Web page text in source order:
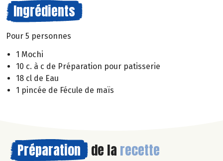
Ingrédients
Pour 5 personnes
1 Mochi
10 c. à c de Préparation pour patisserie
18 cl de Eau
1 pincée de Fécule de maïs
Préparation de la recette